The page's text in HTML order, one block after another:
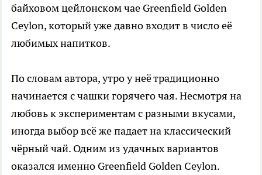
байховом цейлонском чае Greenfield Golden
Ceylon, который уже давно входит в число её
любимых напитков.
По словам автора, утро у неё традиционно
начинается с чашки горячего чая. Несмотря на
любовь к экспериментам с разными вкусами,
иногда выбор всё же падает на классический
чёрный чай. Одним из удачных вариантов
оказался именно Greenfield Golden Ceylon.